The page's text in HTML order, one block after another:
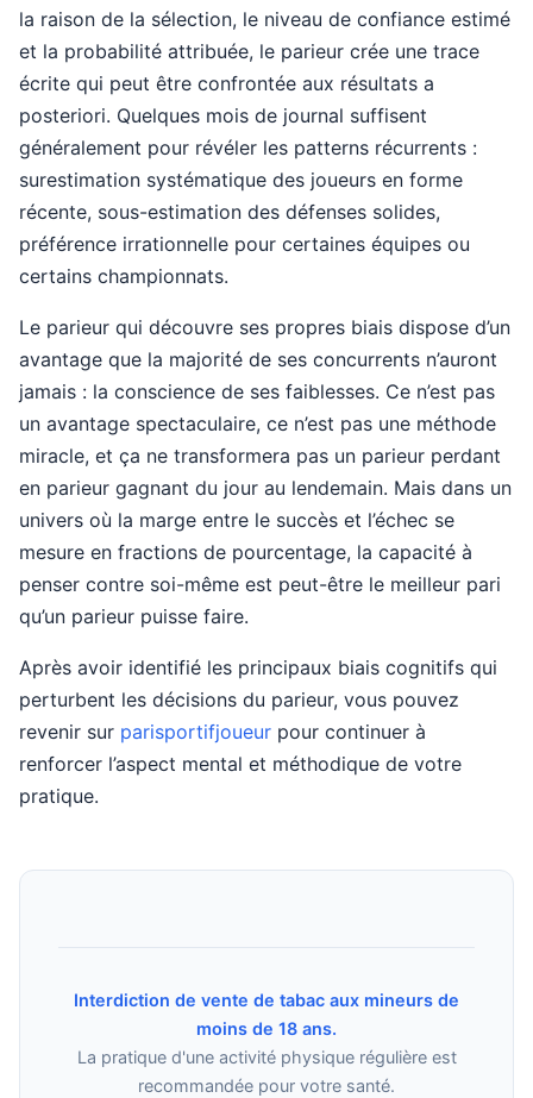
la raison de la sélection, le niveau de confiance estimé
et la probabilité attribuée, le parieur crée une trace
écrite qui peut être confrontée aux résultats a
posteriori. Quelques mois de journal suffisent
généralement pour révéler les patterns récurrents :
surestimation systématique des joueurs en forme
récente, sous-estimation des défenses solides,
préférence irrationnelle pour certaines équipes ou
certains championnats.
Le parieur qui découvre ses propres biais dispose d’un
avantage que la majorité de ses concurrents n’auront
jamais : la conscience de ses faiblesses. Ce n’est pas
un avantage spectaculaire, ce n’est pas une méthode
miracle, et ça ne transformera pas un parieur perdant
en parieur gagnant du jour au lendemain. Mais dans un
univers où la marge entre le succès et l’échec se
mesure en fractions de pourcentage, la capacité à
penser contre soi-même est peut-être le meilleur pari
qu’un parieur puisse faire.
Après avoir identifié les principaux biais cognitifs qui
perturbent les décisions du parieur, vous pouvez
revenir sur parisportifjoueur pour continuer à
renforcer l’aspect mental et méthodique de votre
pratique.
Interdiction de vente de tabac aux mineurs de
moins de 18 ans.
La pratique d'une activité physique régulière est
recommandée pour votre santé.